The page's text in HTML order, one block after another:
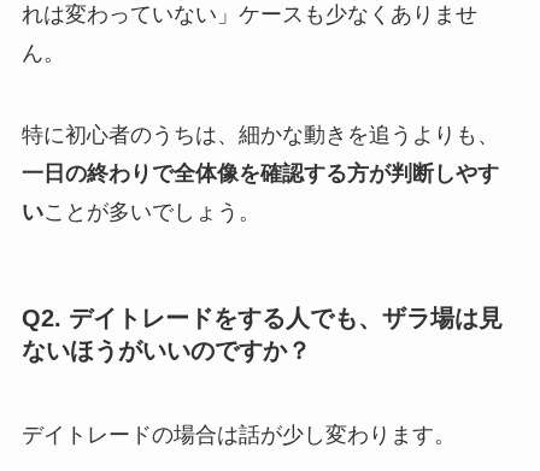
れは変わっていない」ケースも少なくありませ
ん。
特に初心者のうちは、細かな動きを追うよりも、
一日の終わりで全体像を確認する方が判断しやす
いことが多いでしょう。
Q2. デイトレードをする人でも、ザラ場は見
ないほうがいいのですか？
デイトレードの場合は話が少し変わります。